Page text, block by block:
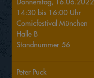
14:30 bis 16:00 Uhr
Comicfestival München
Halle B
Standnummer 56
Peter Puck